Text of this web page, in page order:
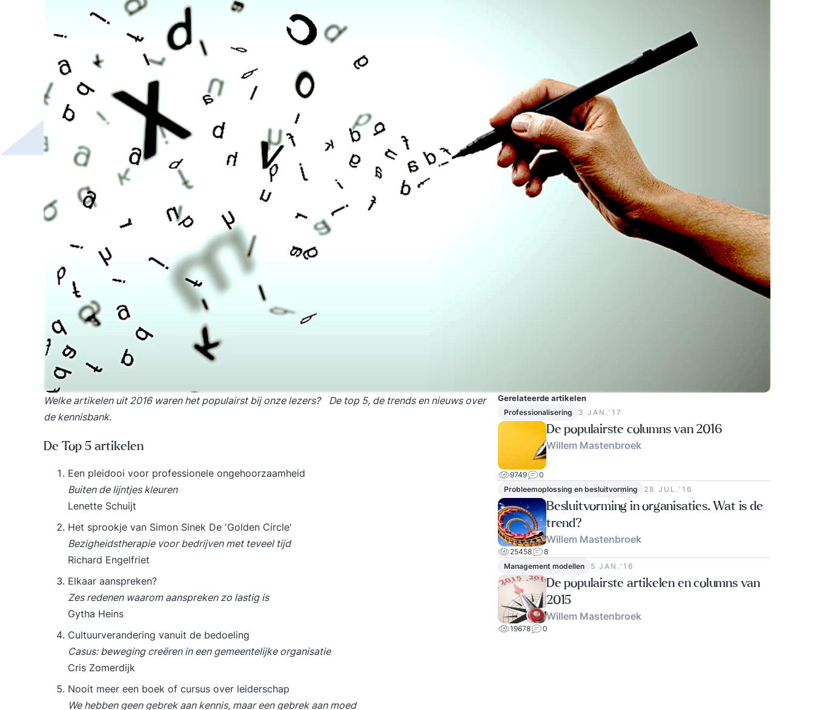
Welke artikelen uit 2016 waren het populairst bij onze lezers? De top 5, de trends en nieuws over
de kennisbank.
De Top 5 artikelen
Een pleidooi voor professionele ongehoorzaamheid
Buiten de lijntjes kleuren
Lenette Schuijt
Het sprookje van Simon Sinek De 'Golden Circle'
Bezigheidstherapie voor bedrijven met teveel tijd
Richard Engelfriet
Elkaar aanspreken?
Zes redenen waarom aanspreken zo lastig is
Gytha Heins
Cultuurverandering vanuit de bedoeling
Casus: beweging creëren in een gemeentelijke organisatie
Cris Zomerdijk
Nooit meer een boek of cursus over leiderschap
We hebben geen gebrek aan kennis, maar een gebrek aan moed
Gerelateerde artikelen
Professionalisering 3 JAN.‘17
De populairste columns van 2016
Willem Mastenbroek
9749
0
Probleemoplossing en besluitvorming
28 JUL.‘16
Besluitvorming in organisaties. Wat is de
trend?
Willem Mastenbroek
25458
8
Management modellen
5 JAN.‘16
De populairste artikelen en columns van
2015
Willem Mastenbroek
19678 0